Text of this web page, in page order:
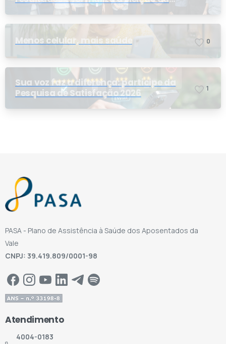
nova conselheira
Menos celular, mais saúde 0
Sua voz faz a diferença: participe da
Pesquisa de Satisfação 2026
1
PASA - Plano de Assistência à Saúde dos Aposentados da
Vale
CNPJ: 39.419.809/0001-98
Atendimento
4004-0183